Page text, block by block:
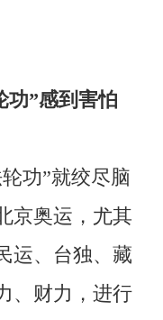
”感到害怕
功”就绞尽脑
京奥运，尤其
运、台独、藏
、财力，进行